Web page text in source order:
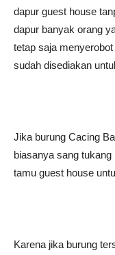
dapur guest house
dapur banyak orang
tetap saja
sudah disediakan
Jika burung Cacing
biasanya sang
tamu guest house
Karena jika burung